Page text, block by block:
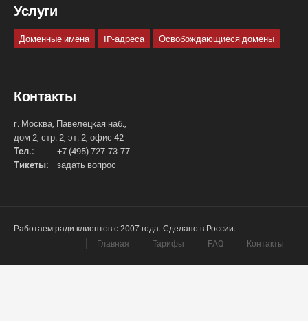
Услуги
Доменные имена IP-адреса Освобождающиеся домены
Контакты
г. Москва, Павелецкая наб.,
дом 2, стр. 2, эт. 2, офис 42
Тел.:
+7 (495) 727-73-77
Тикеты:
задать вопрос
Работаем ради клиентов с 2007 года. Сделано в России.
Главная
Тарифы FAQ Контакты